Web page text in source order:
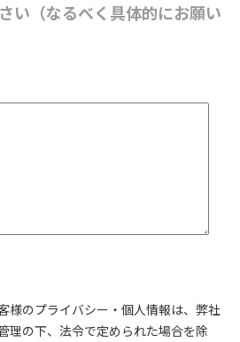
い（なるべく具体的にお願い
様のプライバシー・個人情報は、弊社
理の下、法令で定められた場合を除